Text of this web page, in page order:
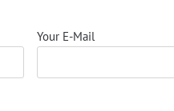
Your E-Mail